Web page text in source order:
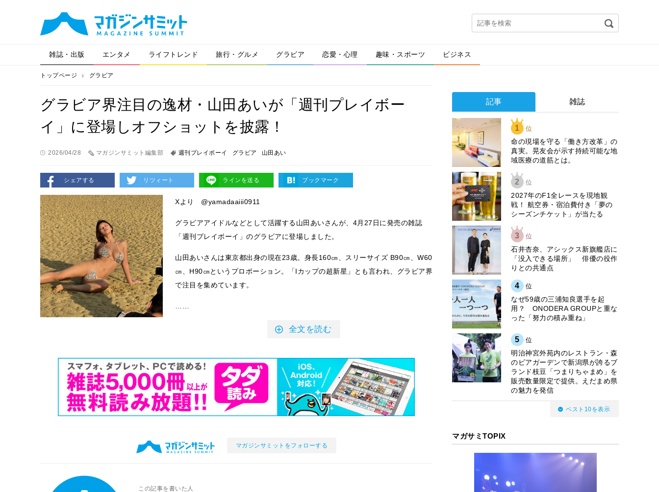
雑誌・出版 エンタメ ライフトレンド 旅行・グルメ グラビア 恋愛・心理 趣味・スポーツ ビジネス
トップページ グラビア
グラビア界注目の逸材・山田あいが「週刊プレイボー
イ」に登場しオフショットを披露！
2026/04/28 マガジンサミット編集部 週刊プレイボーイ グラビア 山田あい
シェアする リツィート ラインを送る ブックマーク
Xより @yamadaaiii0911
グラビアアイドルなどとして活躍する山田あいさんが、4月27日に発売の雑誌
「週刊プレイボーイ」のグラビアに登場しました。
山田あいさんは東京都出身の現在23歳。身長160㎝、スリーサイズ B90㎝、W60
㎝、H90㎝というプロポーション。「Iカップの超新星」とも言われ、グラビア界
で注目を集めています。
全文を読む
マガジンサミットをフォローする
この記事を書いた人
記事 雑誌
1 位
​命の現場を守る「働き方改革」の
真実。晃友会が示す持続可能な地
域医療の道筋とは。
2 位
2027年のF1全レースを現地観
戦！ 航空券・宿泊費付き「夢の
シーズンチケット」が当たる
3 位
石井杏奈、アシックス新旗艦店に
「没入できる場所」 俳優の役作
りとの共通点
4 位
なぜ59歳の三浦知良選手を起
用？ ONODERA GROUPと重な
った「努力の積み重ね」
5 位
明治神宮外苑内のレストラン・森
のビアガーデンで新潟県が誇るブ
ランド枝豆「つまりちゃまめ」を
販売数量限定で提供。えだまめ県
の魅力を発信
ベスト10を表示
マガサミTOPIX